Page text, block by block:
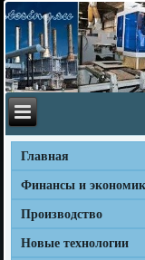
Главная
Финансы и
Производство
Новые технологии